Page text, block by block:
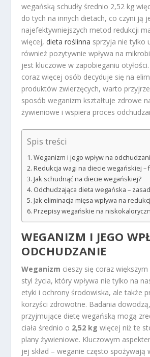
wegańską schudły średnio 2,52 kg
do tych na innych dietach, co czyni ją
najefektywniejszych metod redukcji
więcej, dieta roślinna sprzyja nie tylko
również pozytywnie wpływa na
jest kluczowe w zapobieganiu
coraz więcej osób decyduje się na
produktów zwierzęcych, warto
sposób weganizm kształtuje zdrowe
żywieniowe i wspiera proces
Spis treści
Weganizm i jego wpływ na
Redukcja wagi na diecie wegańskiej –
Jak schudnąć na diecie wegańskiej?
Odchudzająca dieta wegańska –
Jak eliminacja mięsa wpływa na
Przepisy wegańskie na
WEGANIZM I JEGO
ODCHUDZANIE
Weganizm cieszy się coraz
styl życia, który wpływa nie tylko na
etyki i ochrony środowiska, ale także
korzyści zdrowotne. Badania
przyjmujące dietę wegańską mogą
ciała średnio o 2,52 kg więcej niż te
plany żywieniowe. Kluczowym
jej skład – weganie często spożywają